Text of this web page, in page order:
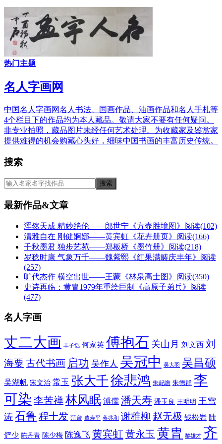
热门主题
名人字画网
中国名人字画网名人书法、国画作品、油画作品和名人手札等
4个栏目下的作品均为本人藏品。敬请大家不要有任何疑问。
非专业拍照，藏品图片未经任何艺术处理。为收藏家及鉴赏家
提供难得的机会购藏心头好，细味中国书画的丰富历史传统。
搜索
最新作品&文章
浑然天成 精妙绝伦——郎世宁《方壶胜境图》 阅读(102)
清雅自在 刚健婀娜——黄宾虹《花卉册页》 阅读(166)
千秋墨君 独步艺苑——郑板桥《墨竹册》 阅读(218)
岁稔时康 气象万千——魏紫熙《红果满畴庆丰年》 阅读
(257)
旷代杰作 横空出世——王蒙《林泉高士图》 阅读(350)
史诗再临：黄胄1979年重绘巨制《高原子弟兵》 阅读
(477)
名人字画
丈二大画 丰子恺 何家英 傅抱石 关山月 刘文西 刘
海粟 古代书画 启功 吴作人 吴冠中 吴大羽 吴昌硕
吴湖帆 宋文治 常玉 张大千徐悲鸿 朱屺瞻 朱德群 李
可染 李苦禅林风眠 溥儒 潘天寿 潘玉良 王明明 王雪
涛 石鲁 程十发 范曾 董寿平 蒋兆和 谢稚柳 赵无极 钱松岩 陆
俨少 陈丹青 陈少梅 陈逸飞 黄宾虹 黄永玉 黄胄 黎雄才 齐